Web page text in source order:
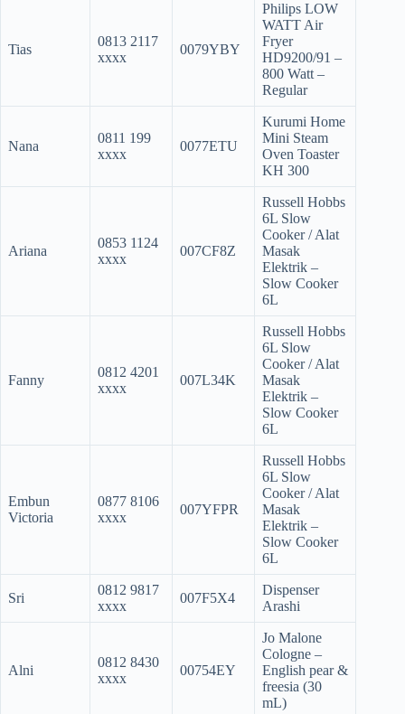
Tias
0813 2117
xxxx
0079YBY
Philips LOW
WATT Air
Fryer
HD9200/91 –
800 Watt –
Regular
Nana
0811 199
xxxx
0077ETU
Kurumi Home
Mini Steam
Oven Toaster
KH 300
Ariana
0853 1124
xxxx
007CF8Z
Russell Hobbs
6L Slow
Cooker / Alat
Masak
Elektrik –
Slow Cooker
6L
Fanny
0812 4201
xxxx
007L34K
Russell Hobbs
6L Slow
Cooker / Alat
Masak
Elektrik –
Slow Cooker
6L
Embun
Victoria
0877 8106
xxxx
007YFPR
Russell Hobbs
6L Slow
Cooker / Alat
Masak
Elektrik –
Slow Cooker
6L
Sri
0812 9817
xxxx
007F5X4
Dispenser
Arashi
Alni
0812 8430
xxxx
00754EY
Jo Malone
Cologne –
English pear &
freesia (30
mL)